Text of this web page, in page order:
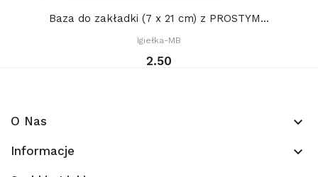
Baza do zakładki (7 x 21 cm) z PROSTYM...
Igiełka-MB
2.50
O Nas keyboard_arrow_down
Informacje keyboard_arrow_down